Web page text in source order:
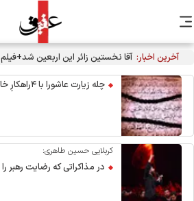
آخرین اخبار: آقا نخستین زائر این اربعین شد+فیلم
چله زیارت عاشورا با ۴راهکارِ خاص
کربلایی حسین طاهری:
در مذاکراتی که رضایت رهبر را